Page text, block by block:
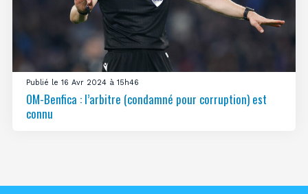
Publié le 16 Avr 2024 à 15h46
OM-Benfica : l’arbitre (condamné pour corruption) est
connu